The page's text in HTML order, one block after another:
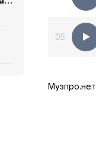
05
Музпро.нет